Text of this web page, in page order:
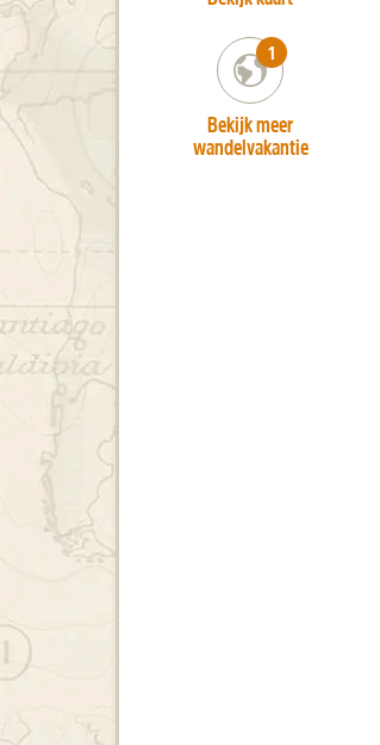
number_of_trips:
1
Bekijk meer
wandelvakantie